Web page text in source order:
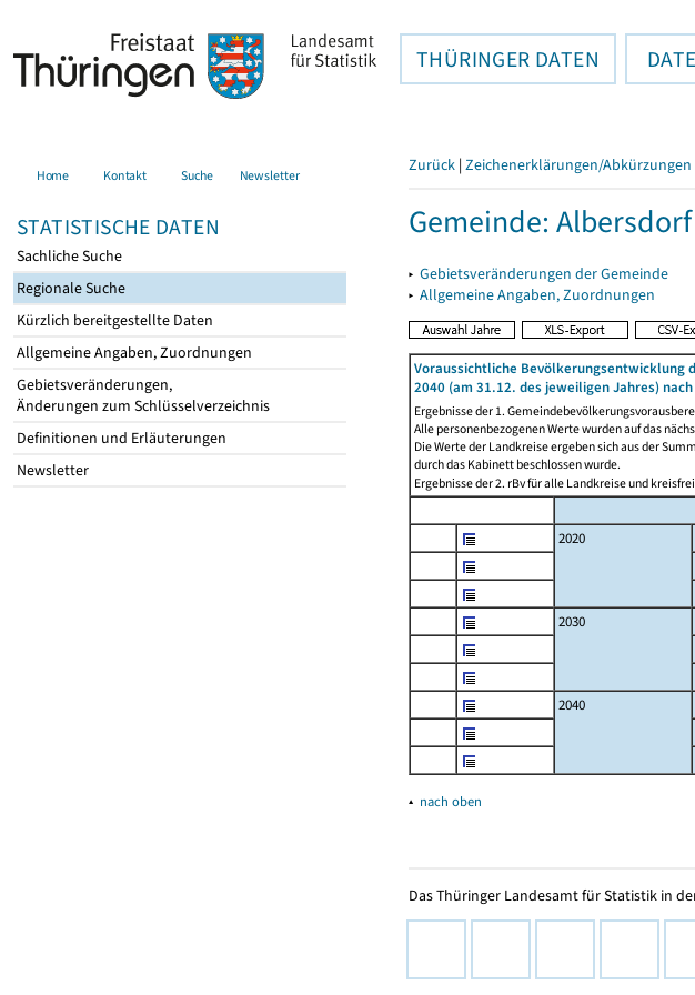
THÜRINGER DATEN
Home Kontakt Suche Newsletter
STATISTISCHE DATEN
Sachliche Suche
Regionale Suche
Kürzlich bereitgestellte Daten
Allgemeine Angaben, Zuordnungen
Gebietsveränderungen,
Änderungen zum Schlüsselverzeichnis
Definitionen und Erläuterungen
Newsletter
Zurück | Zeichenerklärungen/Abkürzungen
Gemeinde: Albersdorf
▸ Gebietsveränderungen der Gemeinde
▸ Allgemeine Angaben, Zuordnungen
Voraussichtliche Bevölkerungsentwicklung
2040 (am 31.12. des jeweiligen Jahres)
Ergebnisse der 1.
Alle personenbezogenen Werte wurden auf das
Die Werte der Landkreise ergeben sich aus der
durch das Kabinett beschlossen wurde.
Ergebnisse der 2. rBv für alle Landkreise und
2020
2030
2040
▴ nach oben
Das Thüringer Landesamt für Statistik in